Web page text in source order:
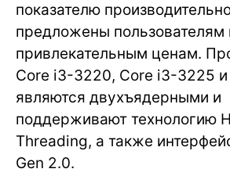
показателю
предложены пользователям
привлекательным ценам.
Core i3-3220, Core i3-3225
являются двухъядерными и
поддерживают технологию
Threading, а также
Gen 2.0.